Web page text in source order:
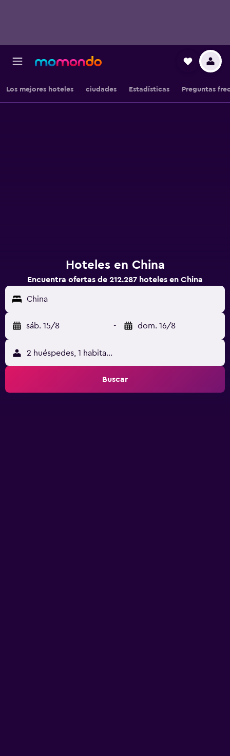
Los mejores hoteles ciudades Estadísticas Preguntas
Hoteles en China
Encuentra ofertas de 212.287 hoteles en China
China
sáb. 15/8 - dom. 16/8
2 huéspedes, 1 habitación
Buscar